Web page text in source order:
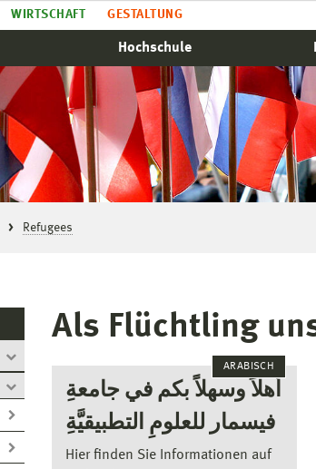
WIRTSCHAFT GESTALTUNG
Hochschule
Refugees
Als Flüchtling
ARABISCH
أهلاً وسهلاً بكم في جامعةِ
فيسمار للعلومِ التطبيقيَّةِ
Hier finden Sie Informationen auf